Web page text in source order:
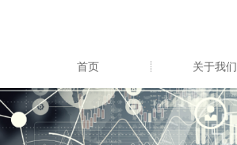
首页 关于我们